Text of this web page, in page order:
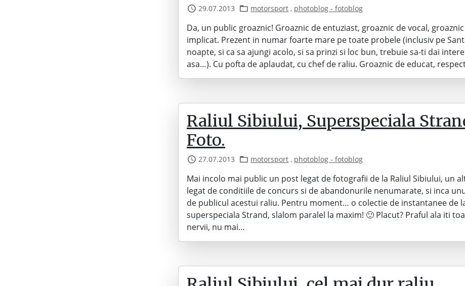
29.07.2013 motorsport , photoblog - fotoblog
Da, un public groaznic! Groaznic de entuziast, groaznic de vocal,
implicat. Prezent in numar foarte mare pe toate probele (inclusiv pe
noapte, si ca sa ajungi acolo, si sa prinzi si loc bun, trebuie sa-ti dai
asa…). Cu pofta de aplaudat, cu chef de raliu. Groaznic de educat,
Raliul Sibiului, Superspeciala
Foto.
27.07.2013 motorsport , photoblog - fotoblog
Mai incolo mai public un post legat de fotografii de la Raliul Sibiului, un
legat de conditiile de concurs si de abandonurile nenumarate, si inca
de publicul acestui raliu. Pentru moment… o colectie de instantanee de
superspeciala Strand, slalom paralel la maxim! 🙂 Placut? Praful ala iti
nervii, nu mai…